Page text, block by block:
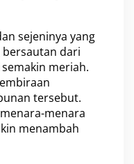
sejeninya yang
bersautan dari
meriah.
tersebut.
menara
menambah